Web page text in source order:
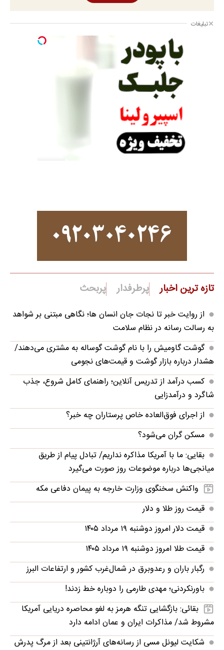
تبلیغات
تازه ترین اخبار پرطرفدار پربحث
از روایت خبر تا نجات جان انسان‌ ها؛ نگاهی مبتنی بر شواهد
به رسالت رسانه در نظام سلامت
گوشت گاومیش را با نام گوشت گوساله به مشتری می‌دهند/
هشدار درباره بازار گوشت و قیمت‌های نجومی
کسب درآمد از تدریس آنلاین؛ راهنمای کامل شروع، جذب
شاگرد و درآمدزایی
از اجرای فوق‌العاده خاص پرستاران چه خبر؟
مسکن گران می‌شود؟
بقایی: ما با آمریکا مذاکره نداریم/ تبادل پیام از طریق
میانجی‌ها درباره موضوعات روز صورت می‌گیرد
واکنش سخنگوی وزارت خارجه به پیمان دفاعی مکه
قیمت روز طلا و دلار
قیمت دلار امروز دوشنبه ۱۹ مرداد ۱۴۰۵
قیمت طلا امروز دوشنبه ۱۹ مرداد ۱۴۰۵
رگبار باران و رعدوبرق در شمال‌غرب کشور و ارتفاعات البرز
باورنکردنی؛ مهدی طارمی را دوباره خط زدند!
بقائی: بازگشایی تنگه هرمز به لغو محاصره دریایی آمریکا
مشروط شد/ مذاکرات ایران و عمان ادامه دارد
شکایت لیونل مسی از رسانه‌های آرژانتینی بعد از مرگ پدرش